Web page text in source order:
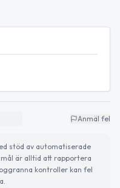
Anmäl fel
stöd av automatiserade
är alltid att rapportera
kontroller kan fel